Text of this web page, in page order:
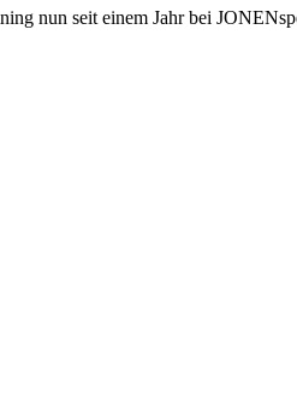
nun seit einem Jahr bei